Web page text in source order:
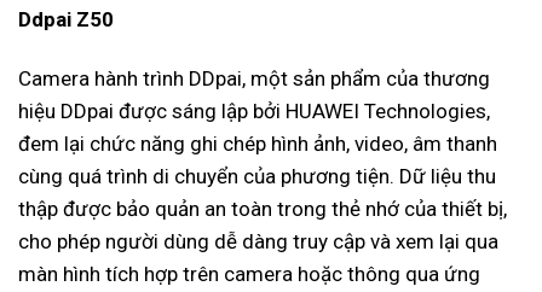
Ddpai Z50
Camera hành trình DDpai, một sản phẩm của thương
hiệu DDpai được sáng lập bởi HUAWEI Technologies,
đem lại chức năng ghi chép hình ảnh, video, âm thanh
cùng quá trình di chuyển của phương tiện. Dữ liệu thu
thập được bảo quản an toàn trong thẻ nhớ của thiết bị,
cho phép người dùng dễ dàng truy cập và xem lại qua
màn hình tích hợp trên camera hoặc thông qua ứng